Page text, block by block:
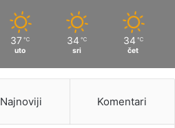
37 ℃
uto
34 ℃
sri
34 ℃
čet
Najnoviji Komentari